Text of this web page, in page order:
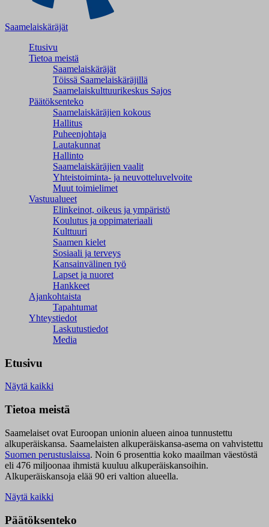
Saamelaiskäräjät
Etusivu
Tietoa meistä
Saamelaiskäräjät
Töissä Saamelaiskäräjillä
Saamelaiskulttuuri­keskus Sajos
Päätöksenteko
Saamelaiskäräjien kokous
Hallitus
Puheenjohtaja
Lautakunnat
Hallinto
Saamelaiskäräjien vaalit
Yhteistoiminta- ja neuvotteluvelvoite
Muut toimielimet
Vastuualueet
Elinkeinot, oikeus ja ympäristö
Koulutus ja oppimateriaali
Kulttuuri
Saamen kielet
Sosiaali ja terveys
Kansainvälinen työ
Lapset ja nuoret
Hankkeet
Ajankohtaista
Tapahtumat
Yhteystiedot
Laskutustiedot
Media
Etusivu
Näytä kaikki
Tietoa meistä
Saamelaiset ovat Euroopan unionin alueen ainoa tunnustettu
alkuperäiskansa. Saamelaisten alkuperäiskansa-asema on vahvistettu
Suomen perustuslaissa. Noin 6 prosenttia koko maailman väestöstä
eli 476 miljoonaa ihmistä kuuluu alkuperäiskansoihin.
Alkuperäiskansoja elää 90 eri valtion alueella.
Näytä kaikki
Päätöksenteko